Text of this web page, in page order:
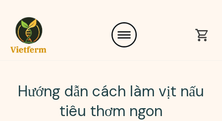
Hướng dẫn cách làm vịt nấu
tiêu thơm ngon